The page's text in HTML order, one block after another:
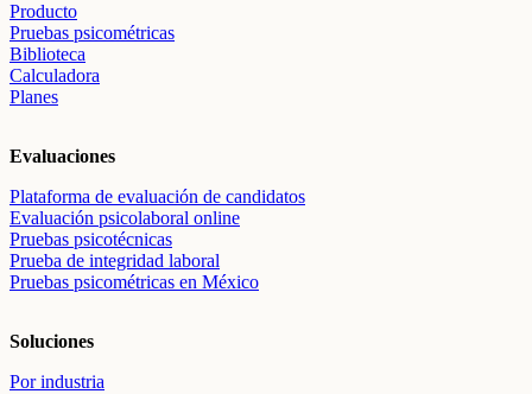
Producto
Pruebas psicométricas
Biblioteca
Calculadora
Planes
Evaluaciones
Plataforma de evaluación de candidatos
Evaluación psicolaboral online
Pruebas psicotécnicas
Prueba de integridad laboral
Pruebas psicométricas en México
Soluciones
Por industria